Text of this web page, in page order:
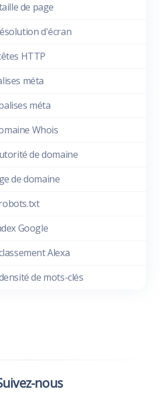
de page
d'écran
HTTP
méta
méta
Whois
de domaine
de domaine
Google
Alexa
de mots-clés
nous